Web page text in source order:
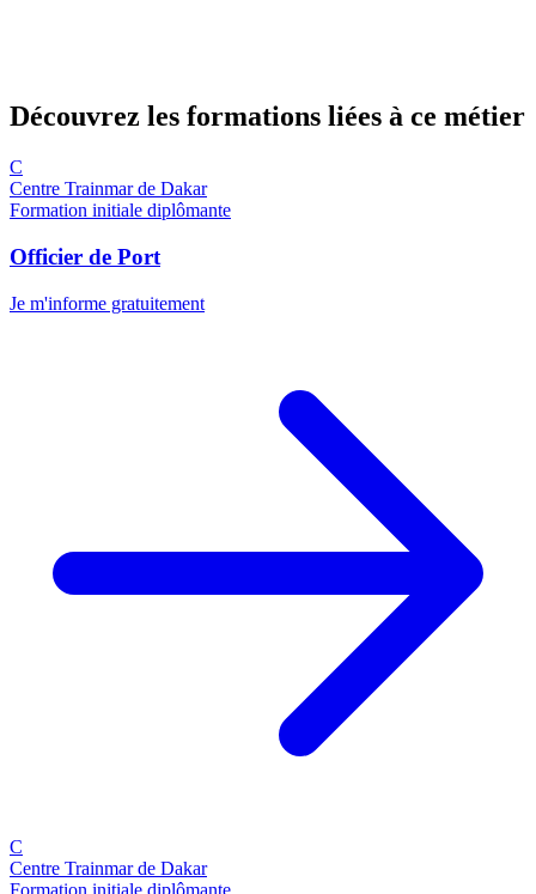
Découvrez les formations liées à ce métier
C
Centre Trainmar de Dakar
Formation initiale diplômante
Officier de Port
Je m'informe gratuitement
C
Centre Trainmar de Dakar
Formation initiale diplômante